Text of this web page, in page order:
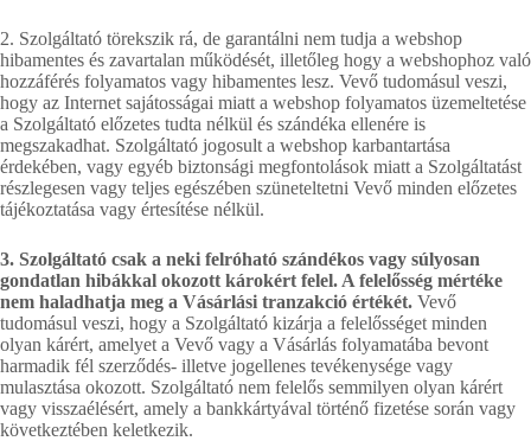
2. Szolgáltató törekszik rá, de garantálni nem tudja a webshop
hibamentes és zavartalan működését, illetőleg hogy a webshophoz való
hozzáférés folyamatos vagy hibamentes lesz. Vevő tudomásul veszi,
hogy az Internet sajátosságai miatt a webshop folyamatos üzemeltetése
a Szolgáltató előzetes tudta nélkül és szándéka ellenére is
megszakadhat. Szolgáltató jogosult a webshop karbantartása
érdekében, vagy egyéb biztonsági megfontolások miatt a Szolgáltatást
részlegesen vagy teljes egészében szüneteltetni Vevő minden előzetes
tájékoztatása vagy értesítése nélkül.
3. Szolgáltató csak a neki felróható szándékos vagy súlyosan
gondatlan hibákkal okozott károkért felel. A felelősség mértéke
nem haladhatja meg a Vásárlási tranzakció értékét. Vevő
tudomásul veszi, hogy a Szolgáltató kizárja a felelősséget minden
olyan kárért, amelyet a Vevő vagy a Vásárlás folyamatába bevont
harmadik fél szerződés- illetve jogellenes tevékenysége vagy
mulasztása okozott. Szolgáltató nem felelős semmilyen olyan kárért
vagy visszaélésért, amely a bankkártyával történő fizetése során vagy
következtében keletkezik.